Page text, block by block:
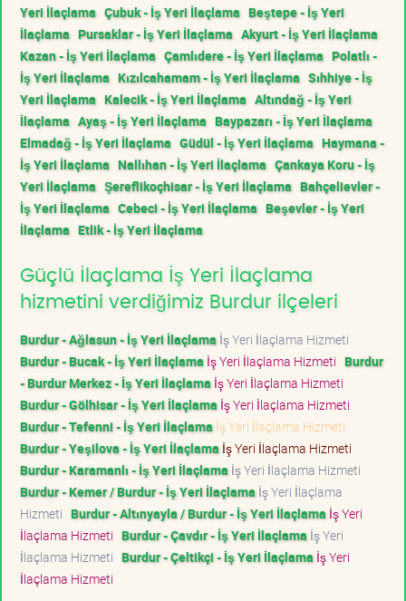
Yeri İlaçlama Çubuk - İş Yeri İlaçlama Beştepe - İş Yeri
İlaçlama Pursaklar - İş Yeri İlaçlama Akyurt - İş Yeri İlaçlama
Kazan - İş Yeri İlaçlama Çamlıdere - İş Yeri İlaçlama Polatlı -
İş Yeri İlaçlama Kızılcahamam - İş Yeri İlaçlama Sıhhiye - İş
Yeri İlaçlama Kalecik - İş Yeri İlaçlama Altındağ - İş Yeri
İlaçlama Ayaş - İş Yeri İlaçlama Baypazarı - İş Yeri İlaçlama
Elmadağ - İş Yeri İlaçlama Güdül - İş Yeri İlaçlama Haymana -
İş Yeri İlaçlama Nallıhan - İş Yeri İlaçlama Çankaya Koru - İş
Yeri İlaçlama Şereflikoçhisar - İş Yeri İlaçlama Bahçelievler -
İş Yeri İlaçlama Cebeci - İş Yeri İlaçlama Beşevler - İş Yeri
İlaçlama Etlik - İş Yeri İlaçlama
Güçlü İlaçlama İş Yeri İlaçlama
hizmetini verdiğimiz Burdur ilçeleri
Burdur - Ağlasun - İş Yeri İlaçlama İş Yeri İlaçlama Hizmeti
Burdur - Bucak - İş Yeri İlaçlama İş Yeri İlaçlama Hizmeti Burdur
- Burdur Merkez - İş Yeri İlaçlama İş Yeri İlaçlama Hizmeti
Burdur - Gölhisar - İş Yeri İlaçlama İş Yeri İlaçlama Hizmeti
Burdur - Tefenni - İş Yeri İlaçlama İş Yeri İlaçlama Hizmeti
Burdur - Yeşilova - İş Yeri İlaçlama İş Yeri İlaçlama Hizmeti
Burdur - Karamanlı - İş Yeri İlaçlama İş Yeri İlaçlama Hizmeti
Burdur - Kemer / Burdur - İş Yeri İlaçlama İş Yeri İlaçlama
Hizmeti Burdur - Altınyayla / Burdur - İş Yeri İlaçlama İş Yeri
İlaçlama Hizmeti Burdur - Çavdır - İş Yeri İlaçlama İş Yeri
İlaçlama Hizmeti Burdur - Çeltikçi - İş Yeri İlaçlama İş Yeri
İlaçlama Hizmeti